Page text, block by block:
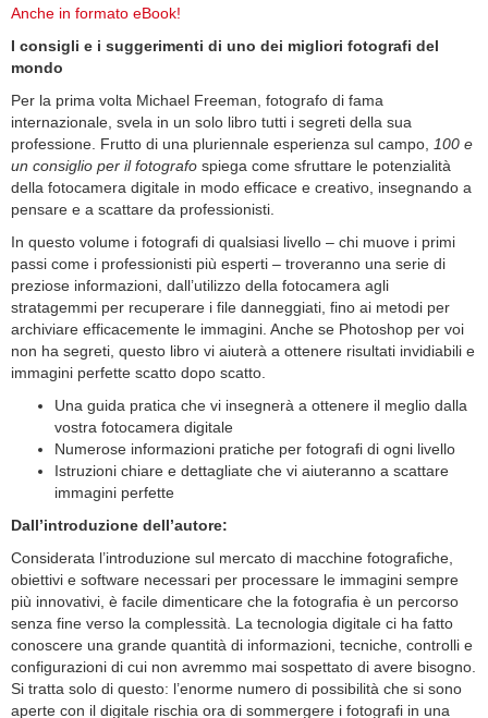
Anche in formato eBook!
I consigli e i suggerimenti di uno dei migliori fotografi del
mondo
Per la prima volta Michael Freeman, fotografo di fama
internazionale, svela in un solo libro tutti i segreti della sua
professione. Frutto di una pluriennale esperienza sul campo, 100 e
un consiglio per il fotografo spiega come sfruttare le potenzialità
della fotocamera digitale in modo efficace e creativo, insegnando a
pensare e a scattare da professionisti.
In questo volume i fotografi di qualsiasi livello – chi muove i primi
passi come i professionisti più esperti – troveranno una serie di
preziose informazioni, dall’utilizzo della fotocamera agli
stratagemmi per recuperare i file danneggiati, fino ai metodi per
archiviare efficacemente le immagini. Anche se Photoshop per voi
non ha segreti, questo libro vi aiuterà a ottenere risultati invidiabili e
immagini perfette scatto dopo scatto.
Una guida pratica che vi insegnerà a ottenere il meglio dalla
vostra fotocamera digitale
Numerose informazioni pratiche per fotografi di ogni livello
Istruzioni chiare e dettagliate che vi aiuteranno a scattare
immagini perfette
Dall’introduzione dell’autore:
Considerata l’introduzione sul mercato di macchine fotografiche,
obiettivi e software necessari per processare le immagini sempre
più innovativi, è facile dimenticare che la fotografia è un percorso
senza fine verso la complessità. La tecnologia digitale ci ha fatto
conoscere una grande quantità di informazioni, tecniche, controlli e
configurazioni di cui non avremmo mai sospettato di avere bisogno.
Si tratta solo di questo: l’enorme numero di possibilità che si sono
aperte con il digitale rischia ora di sommergere i fotografi in una